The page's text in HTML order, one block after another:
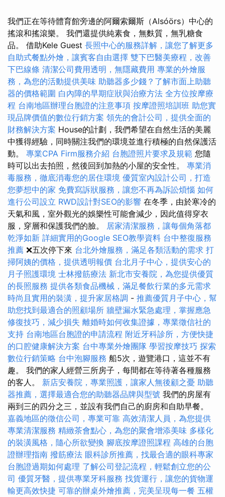
我們正在等待體育館旁邊的阿爾索爾斯（Alsóörs）中心的
搖滾和搖滾樂。 我們還提供純素食，無麩質，無乳糖食
品。 借助Kele Guest 長照中心的服務詳解，讓您了解更多
自助式餐點外燴，讓賓客自由選擇 雙下巴醫美療程，改善
下巴線條 清潔公司費用透明，無隱藏費用 專業的外燴服
務，為您的活動提供美味 助聽器多少錢？了解市面上助聽
器的價格範圍 白內障的早期症狀與治療方法 全方位按摩療
程 台南地區辦理台胞證的注意事項 按摩證照培訓班 助您實
現品牌價值的數位行銷方案 領先的會計公司，提供全面的
財務解決方案 House的計劃，我們希望在自然生活的美麗
中獲得經驗，同時關注我們的環境並進行積極的自然保護活
動。 專業CPA Firm服務介紹 台胞證照片要求及規範 您隨
時可以出去拍照，然後回到加熱的小屋的安全性。 專業消
毒服務，徹底消毒您的居住環境 優質室內設計公司，打造
您夢想中的家 免費寫訴狀服務，讓您不再為訴訟煩惱 如何
進行公司設立 RWD設計對SEO的影響 在冬季，由於寒冷的
天氣和風，室外觀光的娛樂性可能會減少，因此值得穿衣
服，穿層和保護我們的臉。 居家清潔服務，讓每個角落都
乾淨如新 詳細實用的Google SEO教學資料 台中整復服務
推薦 ❌五次停下來 台北外燴服務，滿足各類活動的需求 打
掃阿姨的價格，提供透明報價 台北月子中心，提供安心的
月子照護環境 士林撥筋療法 新北市安養院，為您提供優質
的長照服務 提供各類食品機械，滿足餐飲行業的多元需求
時尚且實用的裝潢，提升家居格調 - 推薦優質月子中心，幫
助您找到最適合的照顧場所 牆壁漏水緊急處理，掌握應急
修復技巧，減少損失 離婚時如何收集證據，專業徵信社的
支持 台南地區台胞證的申請流程 附近牙科診所，方便快捷
的口腔健康解決方案 台中專業外燴團隊 學習按摩技巧 探索
數位行銷策略 台中泡腳服務 船5次，遊覽港口，這並不有
趣。 我們的家人經營三所房子，每間都在等待著各種服務
的客人。 新店安養院，專業照護，讓家人無後顧之憂 助聽
器推薦，選擇最適合您的助聽器品牌與型號 我們的房屋有
兩到三的四分之三，並設有我們自己的廚房和自助早餐。
嘉義地區的徵信公司，專業可靠 高效清潔人員，為您提供
專業清潔服務 精緻茶會點心，為您的聚會增添美味 多樣化
的裝潢風格，隨心所欲變換 腳底按摩證照課程 高雄的台胞
證辦理指南 撥筋療法 眼科診所推薦，找最合適的眼科專家
台胞證過期如何處理 了解公司登記流程，輕鬆創立您的公
司 優質牙醫，提供專業牙科服務 找貨運行，讓您的貨物運
輸更高效快捷 可靠的辦桌外燴推薦，完美呈現每一餐 五權